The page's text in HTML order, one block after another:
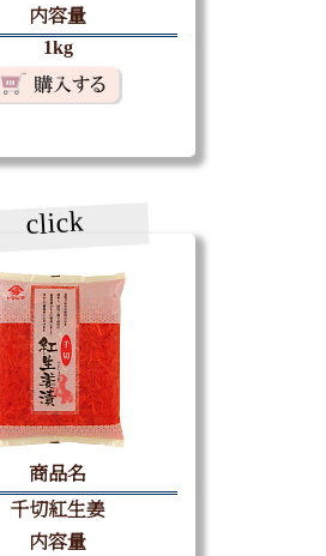
内容量
1kg
click
商品名
千切紅生姜
内容量